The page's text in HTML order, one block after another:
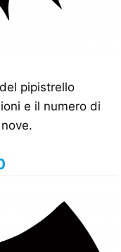
pipistrello
e il numero di